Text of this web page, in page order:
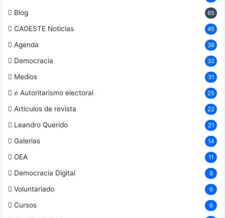
Blog 65
CAOESTE Noticias 45
Agenda 38
Democracia 32
Medios 31
✊ Autoritarismo electoral 25
Articulos de revista 22
Leandro Querido 21
Galerias 14
OEA 11
Democracia Digital 8
Voluntariado 6
Cursos 6